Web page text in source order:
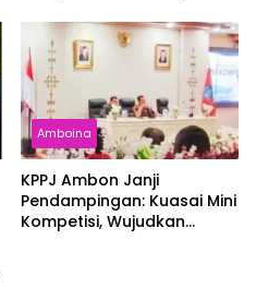
Amboina
KPPJ Ambon Janji
Pendampingan: Kuasai Mini
Kompetisi, Wujudkan